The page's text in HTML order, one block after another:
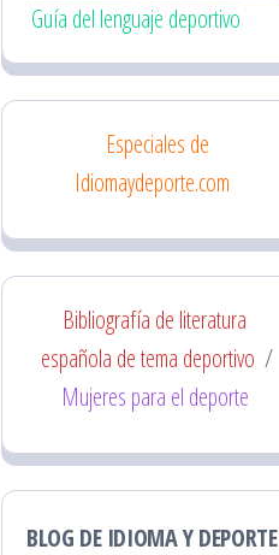
Guía del lenguaje deportivo
Especiales de
Idiomaydeporte.com
Bibliografía de literatura
española de tema deportivo /
Mujeres para el deporte
BLOG DE IDIOMA Y DEPORTE